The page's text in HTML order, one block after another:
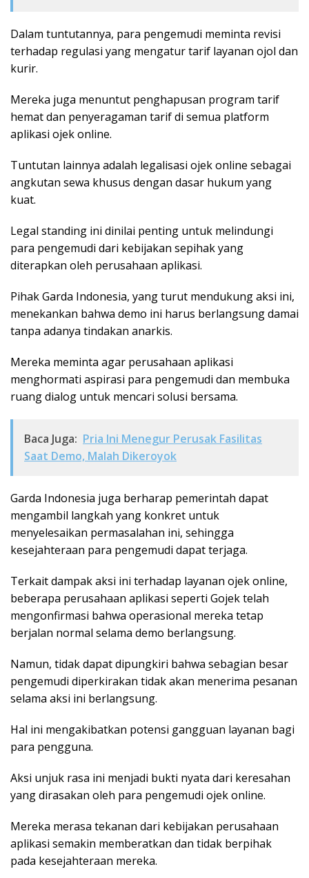
Dalam tuntutannya, para pengemudi meminta revisi
terhadap regulasi yang mengatur tarif layanan ojol dan
kurir.
Mereka juga menuntut penghapusan program tarif
hemat dan penyeragaman tarif di semua platform
aplikasi ojek online.
Tuntutan lainnya adalah legalisasi ojek online sebagai
angkutan sewa khusus dengan dasar hukum yang
kuat.
Legal standing ini dinilai penting untuk melindungi
para pengemudi dari kebijakan sepihak yang
diterapkan oleh perusahaan aplikasi​.
Pihak Garda Indonesia, yang turut mendukung aksi ini,
menekankan bahwa demo ini harus berlangsung damai
tanpa adanya tindakan anarkis.
Mereka meminta agar perusahaan aplikasi
menghormati aspirasi para pengemudi dan membuka
ruang dialog untuk mencari solusi bersama.
Baca Juga: Pria Ini Menegur Perusak Fasilitas
Saat Demo, Malah Dikeroyok
Garda Indonesia juga berharap pemerintah dapat
mengambil langkah yang konkret untuk
menyelesaikan permasalahan ini, sehingga
kesejahteraan para pengemudi dapat terjaga.
Terkait dampak aksi ini terhadap layanan ojek online,
beberapa perusahaan aplikasi seperti Gojek telah
mengonfirmasi bahwa operasional mereka tetap
berjalan normal selama demo berlangsung.
Namun, tidak dapat dipungkiri bahwa sebagian besar
pengemudi diperkirakan tidak akan menerima pesanan
selama aksi ini berlangsung.
Hal ini mengakibatkan potensi gangguan layanan bagi
para pengguna​.
Aksi unjuk rasa ini menjadi bukti nyata dari keresahan
yang dirasakan oleh para pengemudi ojek online.
Mereka merasa tekanan dari kebijakan perusahaan
aplikasi semakin memberatkan dan tidak berpihak
pada kesejahteraan mereka.